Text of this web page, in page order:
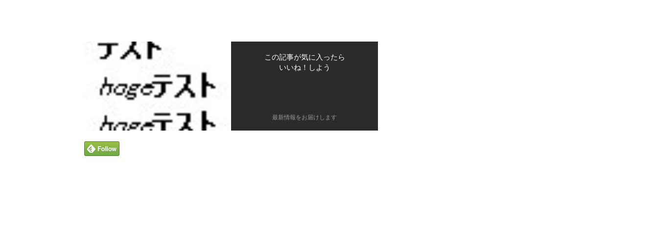
この記事が気に入ったら
いいね！しよう
最新情報をお届けします